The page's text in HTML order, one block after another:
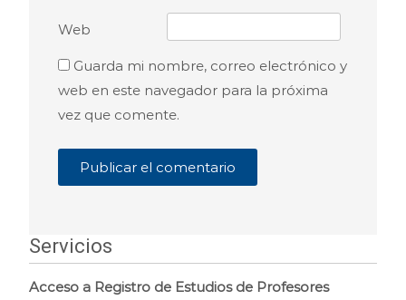
Web
Guarda mi nombre, correo electrónico y
web en este navegador para la próxima
vez que comente.
Servicios
Acceso a Registro de Estudios de Profesores